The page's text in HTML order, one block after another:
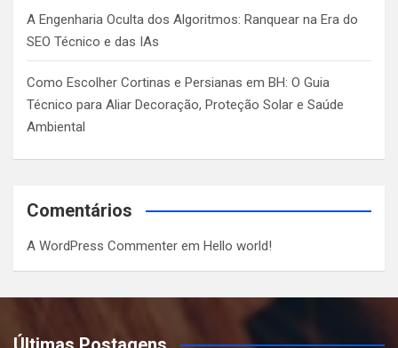
A Engenharia Oculta dos Algoritmos: Ranquear na Era do
SEO Técnico e das IAs
Como Escolher Cortinas e Persianas em BH: O Guia
Técnico para Aliar Decoração, Proteção Solar e Saúde
Ambiental
Comentários
A WordPress Commenter em Hello world!